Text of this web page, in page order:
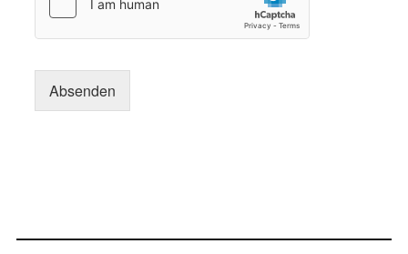
Absenden